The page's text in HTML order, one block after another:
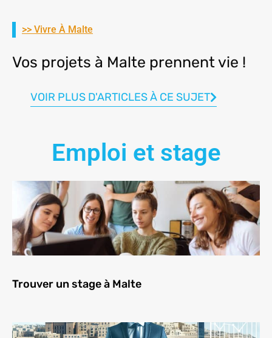
>> Vivre À Malte
Vos projets à Malte prennent vie !
VOIR PLUS D'ARTICLES À CE SUJET
Emploi et stage
Trouver un stage à Malte